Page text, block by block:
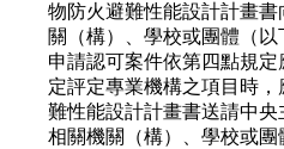
物防火避難性能設計計畫
關（構）、學校或團體（以
申請認可案件依第四點規
定評定專業機構之項目時
難性能設計計畫書送請中
相關機關（構）、學校或